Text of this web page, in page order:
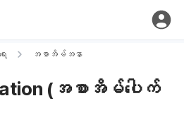
း အစာအိမ်အနာ
(အစာအိမ်ပေါက်